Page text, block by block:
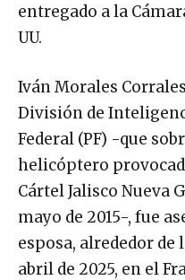
entregado a la
UU.
Iván Morales
División de
Federal (PF) -que
helicóptero
Cártel Jalisco Nueva
mayo de 2015-, fue
esposa, alrededor de
abril de 2025, en el